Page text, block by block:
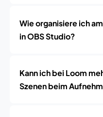
Wie organisiere ich
in OBS Studio?
Kann ich bei Loom
Szenen beim